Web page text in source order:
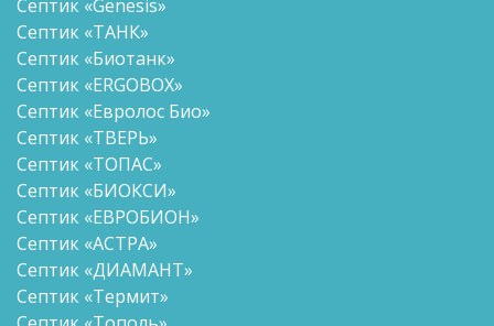
Септик «Genesis»
Септик «ТАНК»
Септик «Биотанк»
Септик «ERGOBOX»
Септик «Евролос Био»
Септик «ТВЕРЬ»
Септик «ТОПАС»
Септик «БИОКСИ»
Септик «ЕВРОБИОН»
Септик «АСТРА»
Септик «ДИАМАНТ»
Септик «Термит»